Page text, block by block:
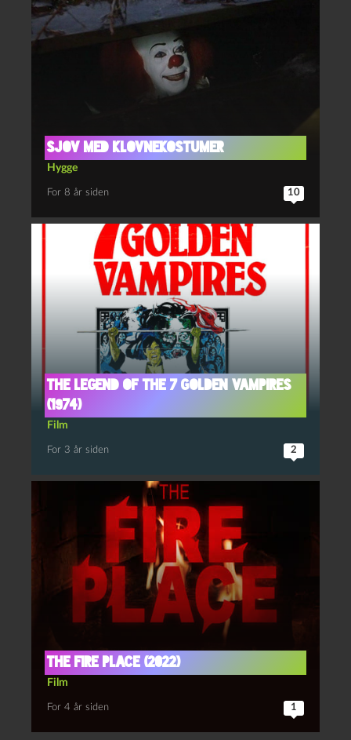
Sjov med klovnekostumer
Hygge
For 8 år siden 10
The legend of the 7 golden vampires
(1974)
Film
For 3 år siden 2
The Fire Place (2022)
Film
For 4 år siden 1